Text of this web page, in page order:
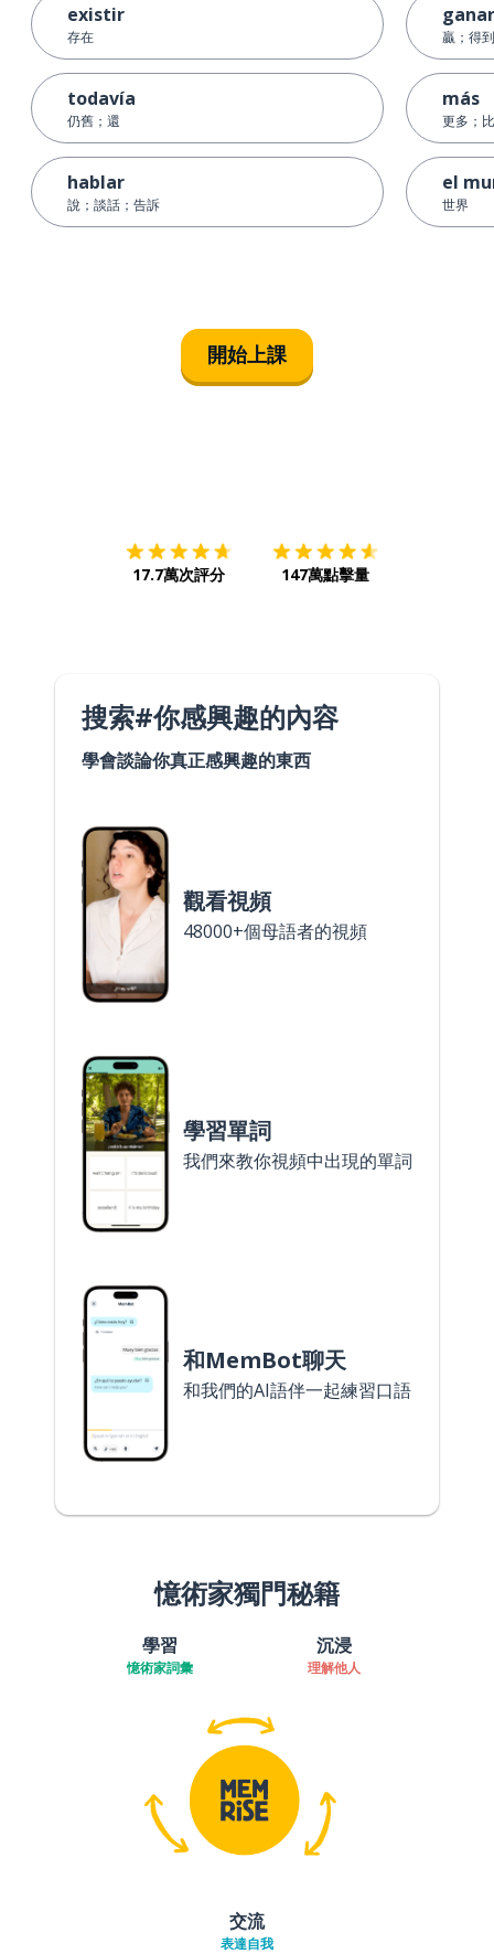
existir
存在
todavía
仍舊；還
hablar
說；談話；告訴
ganar
贏；得到
más
更多；
el
世界
開始上課
17.7萬次評分 147萬點擊量
搜索#你感興趣的內容
學會談論你真正感興趣的東西
觀看視頻
48000+個母語者的視頻
學習單詞
我們來教你視頻中出現的單詞
和MemBot聊天
和我們的AI語伴一起練習口語
憶術家獨門秘籍
學習
憶術家詞彙
沉浸
理解他人
交流
表達自我